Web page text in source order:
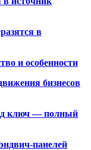
в
и особенности
бизнесов
ключ — полный
панелей